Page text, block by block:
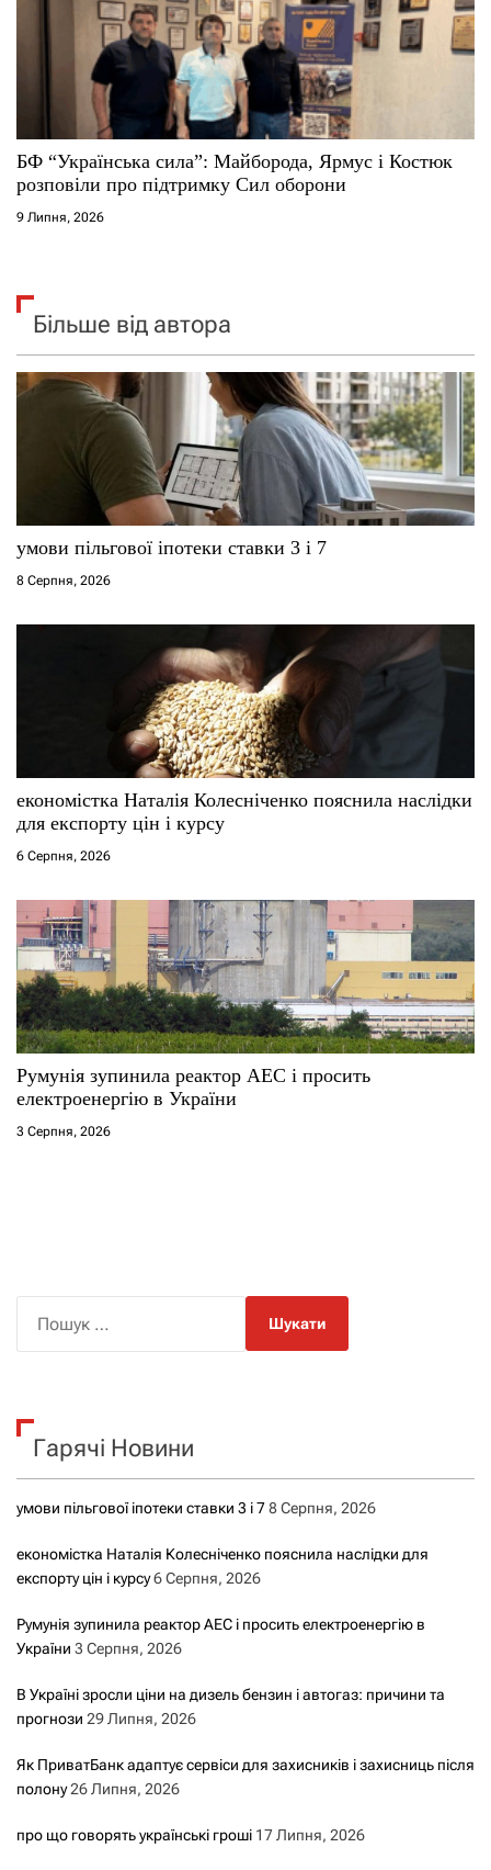
БФ “Українська сила”: Майборода, Ярмус і Костюк
розповіли про підтримку Сил оборони
9 Липня, 2026
Більше від автора
умови пільгової іпотеки ставки 3 і 7
8 Серпня, 2026
економістка Наталія Колесніченко пояснила наслідки
для експорту цін і курсу
6 Серпня, 2026
Румунія зупинила реактор АЕС і просить
електроенергію в України
3 Серпня, 2026
к
Гарячі Новини
умови пільгової іпотеки ставки 3 і 78 Серпня, 2026
економістка Наталія Колесніченко пояснила наслідки для
експорту цін і курсу6 Серпня, 2026
Румунія зупинила реактор АЕС і просить електроенергію в
України 3 Серпня, 2026
В Україні зросли ціни на дизель бензин і автогаз: причини та
прогнози 29 Липня, 2026
Як ПриватБанк адаптує сервіси для захисників і захисниць після
полону26 Липня, 2026
про що говорять українські гроші 17 Липня, 2026